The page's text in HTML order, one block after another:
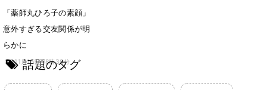
「薬師丸ひろ子の素顔」
意外すぎる交友関係が明
らかに
11月15日 18時30分
話題のタグ